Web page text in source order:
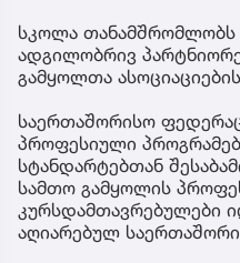
სკოლა
ადგილობრივ
გამყოლთა ასოციაციების
საერთაშორისო
პროფესიული
სტანდარტებთან
სამთო გამყოლის
კურსდამთავრებულები
აღიარებულ